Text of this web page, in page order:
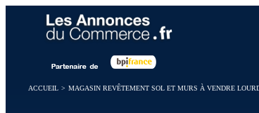
ACCUEIL > MAGASIN REVÊTEMENT SOL ET MURS À VENDRE
Panneau de gestion des cookies